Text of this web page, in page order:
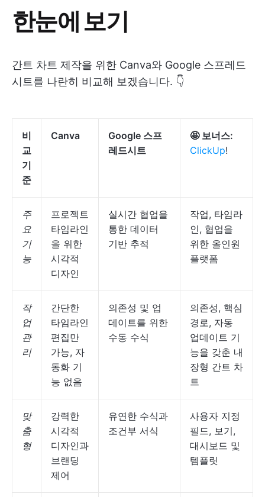
한눈에 보기
간트 차트 제작을 위한 Canva와 Google 스프레드
시트를 나란히 비교해 보겠습니다. 👇
비
교
기
준
Canva
Google 스프
레드시트
🤩 보너스:
ClickUp!
주
요
기
능
프로젝트
타임라인
을 위한
시각적
디자인
실시간 협업을
통한 데이터
기반 추적
작업, 타임라
인, 협업을
위한 올인원
플랫폼
작
업
관
리
간단한
타임라인
편집만
가능, 자
동화 기
능 없음
의존성 및 업
데이트를 위한
수동 수식
의존성, 핵심
경로, 자동
업데이트 기
능을 갖춘 내
장형 간트 차
트
맞
춤
형
강력한
시각적
디자인과
브랜딩
제어
유연한 수식과
조건부 서식
사용자 지정
필드, 보기,
대시보드 및
템플릿